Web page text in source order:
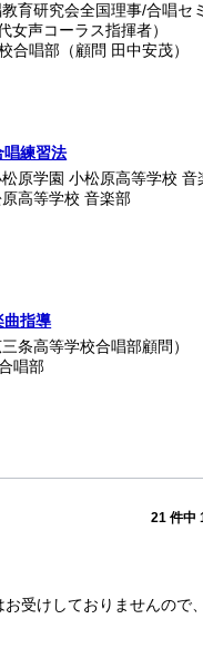
育研究会全国理事/合唱セ
女声コーラス指揮者）
合唱部（顧問 田中安茂）
唱練習法
原学園 小松原高等学校 音
高等学校 音楽部
曲指導
条高等学校合唱部顧問）
唱部
21 件中
受けしておりませんので